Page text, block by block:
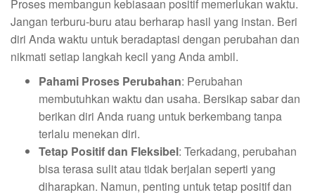
Proses membangun kebiasaan positif memerlukan waktu.
Jangan terburu-buru atau berharap hasil yang instan. Beri
diri Anda waktu untuk beradaptasi dengan perubahan dan
nikmati setiap langkah kecil yang Anda ambil.
Pahami Proses Perubahan: Perubahan
membutuhkan waktu dan usaha. Bersikap sabar dan
berikan diri Anda ruang untuk berkembang tanpa
terlalu menekan diri.
Tetap Positif dan Fleksibel: Terkadang, perubahan
bisa terasa sulit atau tidak berjalan seperti yang
diharapkan. Namun, penting untuk tetap positif dan